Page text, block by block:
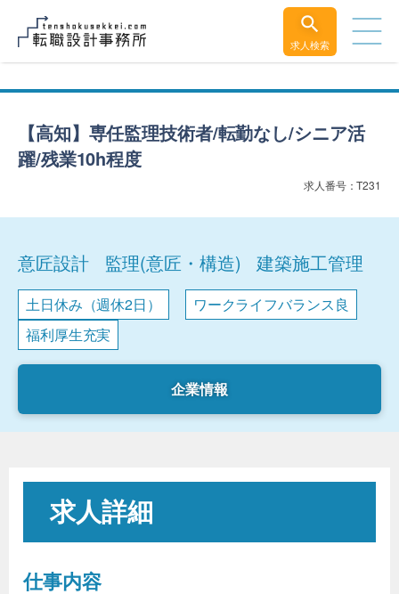
求人検索
【高知】専任監理技術者/転勤なし/シニア活
躍/残業10h程度
求人番号：T231
意匠設計 監理(意匠・構造) 建築施工管理
土日休み（週休2日）
ワークライフバランス良
福利厚生充実
企業情報
求人詳細
仕事内容